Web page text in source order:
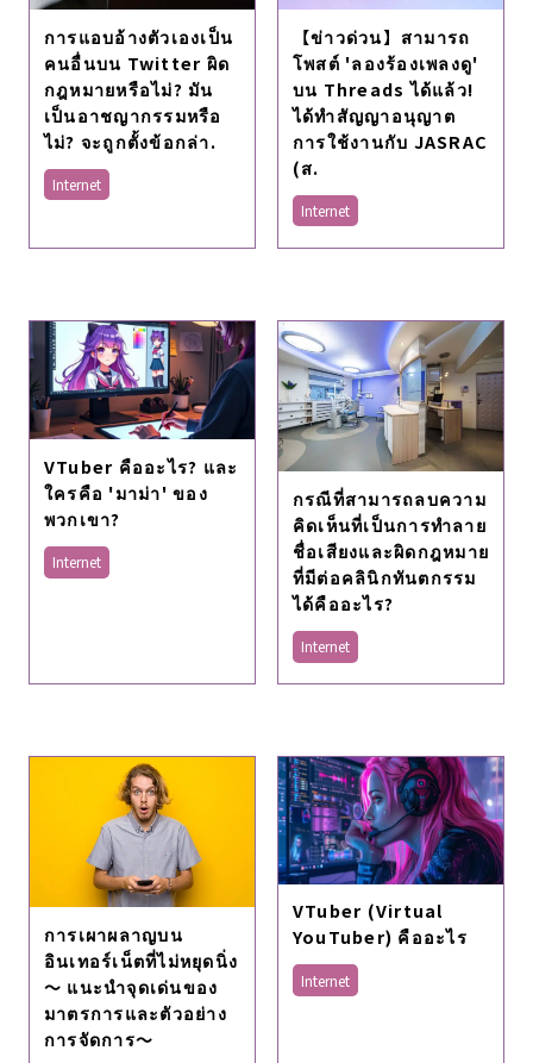
การแอบอ้างตัวเองเป็น
คนอื่นบน Twitter ผิด
กฎหมายหรือไม่? มัน
เป็นอาชญากรรมหรือ
ไม่? จะถูกตั้งข้อกล่า.
Internet
【ข่าวด่วน】สามารถ
โพสต์ 'ลองร้องเพลงดู'
บน Threads ได้แล้ว!
ได้ทำสัญญาอนุญาต
การใช้งานกับ JASRAC
(ส.
Internet
VTuber คืออะไร? และ
ใครคือ 'มาม่า' ของ
พวกเขา?
Internet
กรณีที่สามารถลบความ
คิดเห็นที่เป็นการทำลาย
ชื่อเสียงและผิดกฎหมาย
ที่มีต่อคลินิกทันตกรรม
ได้คืออะไร?
Internet
การเผาผลาญบน
อินเทอร์เน็ตที่ไม่หยุดนิ่ง
～ แนะนำจุดเด่นของ
มาตรการและตัวอย่าง
การจัดการ～
VTuber (Virtual
YouTuber) คืออะไร
Internet